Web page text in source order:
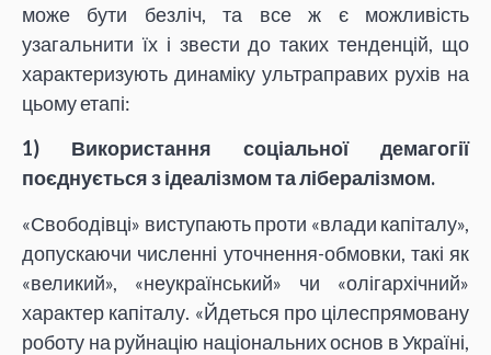
може бути безліч, та все ж є можливість
узагальнити їх і звести до таких тенденцій, що
характеризують динаміку ультраправих рухів на
цьому етапі:
1) Використання соціальної демагогії
поєднується з ідеалізмом та лібералізмом.
«Свободівці» виступають проти «влади капіталу»,
допускаючи численні уточнення-обмовки, такі як
«великий», «неукраїнський» чи «олігархічний»
характер капіталу. «Йдеться про цілеспрямовану
роботу на руйнацію національних основ в Україні,